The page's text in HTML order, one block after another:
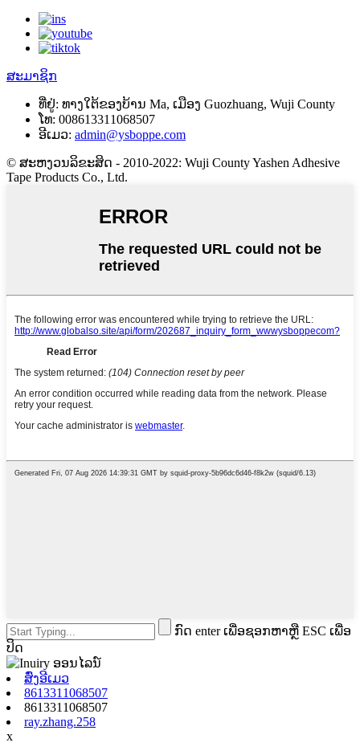
ສະມາຊິກ
ທີ່ຢູ່: ທາງ​ໃຕ້​ຂອງ​ບ້ານ Ma, ເມືອງ Guozhuang, Wuji County
ໂທ: 008613311068507
ອີເມວ: admin@ysboppe.com
© ສະຫງວນລິຂະສິດ - 2010-2022: Wuji County Yashen Adhesive
Tape Products Co., Ltd.
ກົດ enter ເພື່ອຊອກຫາຫຼື ESC ເພື່ອ
ປິດ
ສົ່ງອີເມວ
8613311068507
8613311068507
ray.zhang.258
x